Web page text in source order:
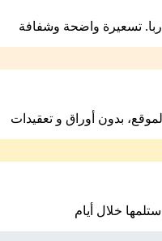
تسعيرة واضحة وشفافة
بدون أوراق و تعقيدات
خلال أيام